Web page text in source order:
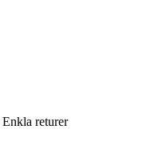
Enkla returer